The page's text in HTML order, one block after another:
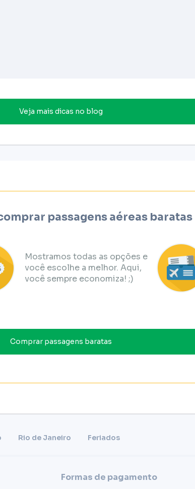
Veja mais dicas no blog
passagens aéreas baratas
Mostramos todas as opções e
você escolhe a melhor. Aqui,
você sempre economiza! ;)
Comprar passagens baratas
Rio de Janeiro Feriados
Formas de pagamento